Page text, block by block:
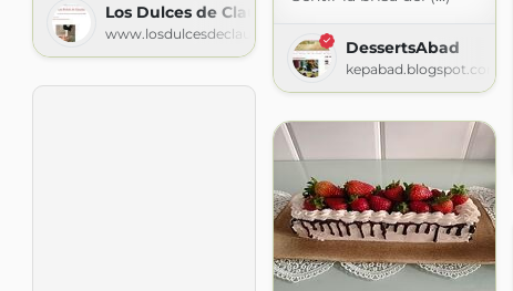
Los Dulces de Claudia
www.losdulcesdeclaudia.com
DessertsAbad
kepabad.blogspot.com